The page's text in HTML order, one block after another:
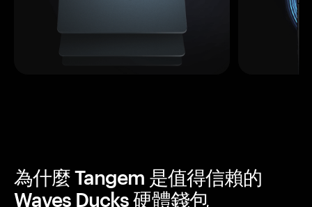
為什麼 Tangem 是值得信賴的
Waves Ducks 硬體錢包